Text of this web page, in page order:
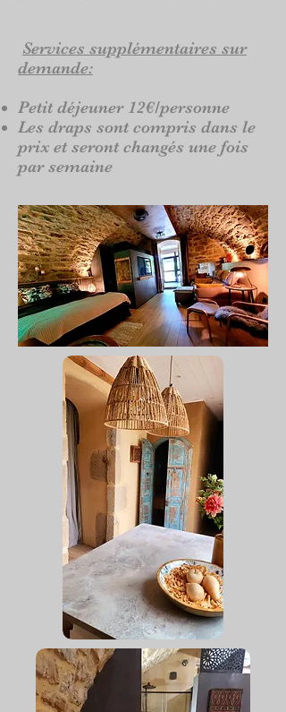
Services supplémentaires sur
demande:
Petit déjeuner 12€/personne
Les draps sont compris dans le
prix et seront changés une fois
par semaine